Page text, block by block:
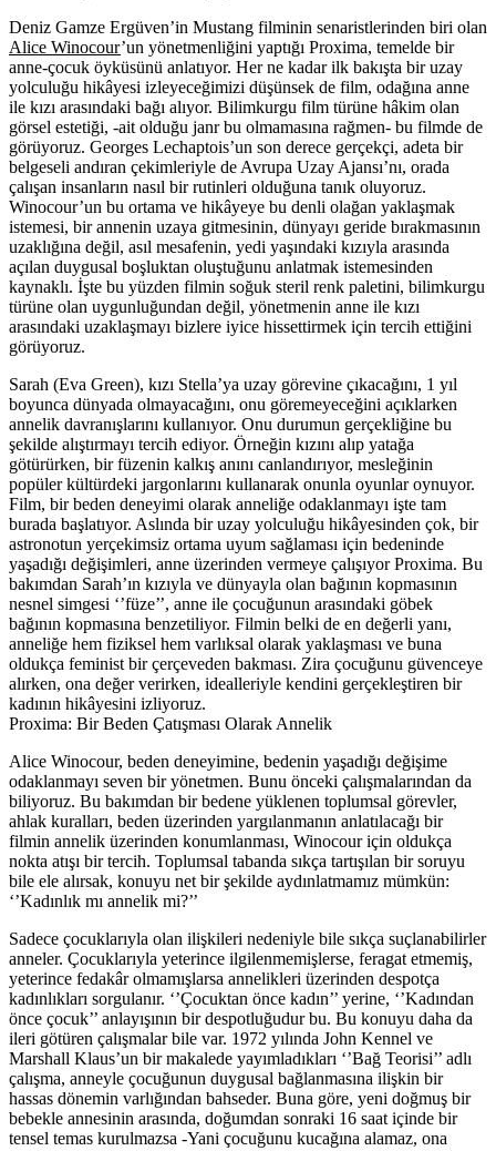
Deniz Gamze Ergüven’in Mustang filminin senaristlerinden biri olan
Alice Winocour’un yönetmenliğini yaptığı Proxima, temelde bir
anne-çocuk öyküsünü anlatıyor. Her ne kadar ilk bakışta bir uzay
yolculuğu hikâyesi izleyeceğimizi düşünsek de film, odağına anne
ile kızı arasındaki bağı alıyor. Bilimkurgu film türüne hâkim olan
görsel estetiği, -ait olduğu janr bu olmamasına rağmen- bu filmde de
görüyoruz. Georges Lechaptois’un son derece gerçekçi, adeta bir
belgeseli andıran çekimleriyle de Avrupa Uzay Ajansı’nı, orada
çalışan insanların nasıl bir rutinleri olduğuna tanık oluyoruz.
Winocour’un bu ortama ve hikâyeye bu denli olağan yaklaşmak
istemesi, bir annenin uzaya gitmesinin, dünyayı geride bırakmasının
uzaklığına değil, asıl mesafenin, yedi yaşındaki kızıyla arasında
açılan duygusal boşluktan oluştuğunu anlatmak istemesinden
kaynaklı. İşte bu yüzden filmin soğuk steril renk paletini, bilimkurgu
türüne olan uygunluğundan değil, yönetmenin anne ile kızı
arasındaki uzaklaşmayı bizlere iyice hissettirmek için tercih ettiğini
görüyoruz.
Sarah (Eva Green), kızı Stella’ya uzay görevine çıkacağını, 1 yıl
boyunca dünyada olmayacağını, onu göremeyeceğini açıklarken
annelik davranışlarını kullanıyor. Onu durumun gerçekliğine bu
şekilde alıştırmayı tercih ediyor. Örneğin kızını alıp yatağa
götürürken, bir füzenin kalkış anını canlandırıyor, mesleğinin
popüler kültürdeki jargonlarını kullanarak onunla oyunlar oynuyor.
Film, bir beden deneyimi olarak anneliğe odaklanmayı işte tam
burada başlatıyor. Aslında bir uzay yolculuğu hikâyesinden çok, bir
astronotun yerçekimsiz ortama uyum sağlaması için bedeninde
yaşadığı değişimleri, anne üzerinden vermeye çalışıyor Proxima. Bu
bakımdan Sarah’ın kızıyla ve dünyayla olan bağının kopmasının
nesnel simgesi ‘’füze’’, anne ile çocuğunun arasındaki göbek
bağının kopmasına benzetiliyor. Filmin belki de en değerli yanı,
anneliğe hem fiziksel hem varlıksal olarak yaklaşması ve buna
oldukça feminist bir çerçeveden bakması. Zira çocuğunu güvenceye
alırken, ona değer verirken, idealleriyle kendini gerçekleştiren bir
kadının hikâyesini izliyoruz.
Proxima: Bir Beden Çatışması Olarak Annelik
Alice Winocour, beden deneyimine, bedenin yaşadığı değişime
odaklanmayı seven bir yönetmen. Bunu önceki çalışmalarından da
biliyoruz. Bu bakımdan bir bedene yüklenen toplumsal görevler,
ahlak kuralları, beden üzerinden yargılanmanın anlatılacağı bir
filmin annelik üzerinden konumlanması, Winocour için oldukça
nokta atışı bir tercih. Toplumsal tabanda sıkça tartışılan bir soruyu
bile ele alırsak, konuyu net bir şekilde aydınlatmamız mümkün:
‘’Kadınlık mı annelik mi?’’
Sadece çocuklarıyla olan ilişkileri nedeniyle bile sıkça suçlanabilirler
anneler. Çocuklarıyla yeterince ilgilenmemişlerse, feragat etmemiş,
yeterince fedakâr olmamışlarsa annelikleri üzerinden despotça
kadınlıkları sorgulanır. ‘’Çocuktan önce kadın’’ yerine, ‘’Kadından
önce çocuk’’ anlayışının bir despotluğudur bu. Bu konuyu daha da
ileri götüren çalışmalar bile var. 1972 yılında John Kennel ve
Marshall Klaus’un bir makalede yayımladıkları ‘’Bağ Teorisi’’ adlı
çalışma, anneyle çocuğunun duygusal bağlanmasına ilişkin bir
hassas dönemin varlığından bahseder. Buna göre, yeni doğmuş bir
bebekle annesinin arasında, doğumdan sonraki 16 saat içinde bir
tensel temas kurulmazsa -Yani çocuğunu kucağına alamaz, ona